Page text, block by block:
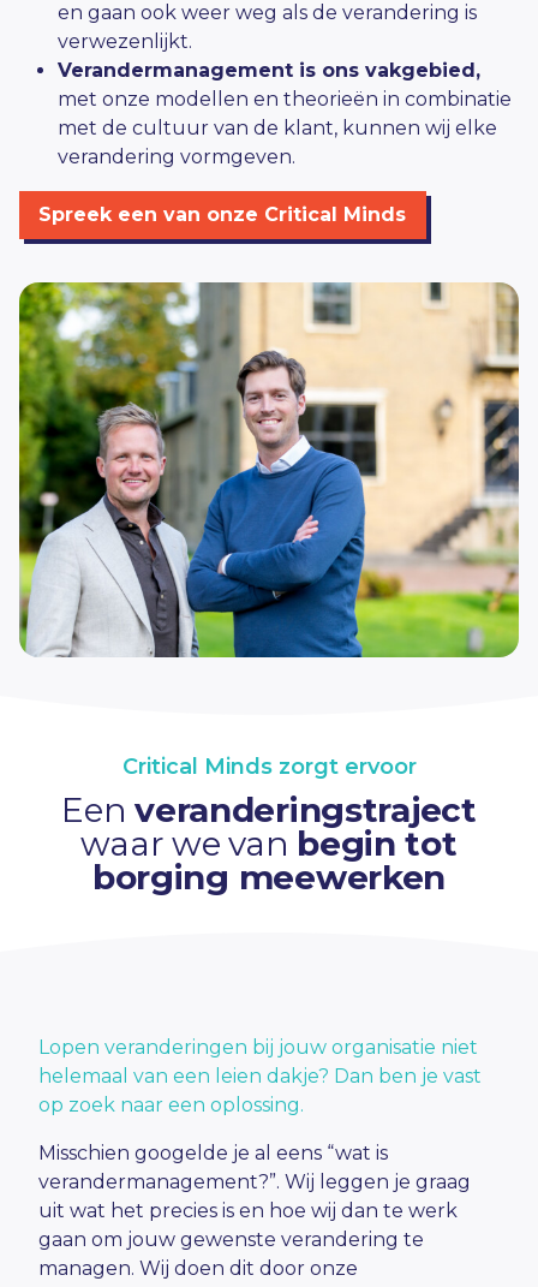
en gaan ook weer weg als de verandering is
verwezenlijkt.
Verandermanagement is ons vakgebied,
met onze modellen en theorieën in combinatie
met de cultuur van de klant, kunnen wij elke
verandering vormgeven.
Spreek een van onze Critical Minds
Critical Minds zorgt ervoor
Eenveranderingstraject
waar we van begin tot
borging meewerken
Lopen veranderingen bij jouw organisatie niet
helemaal van een leien dakje? Dan ben je vast
op zoek naar een oplossing.
Misschien googelde je al eens “wat is
verandermanagement?”. Wij leggen je graag
uit wat het precies is en hoe wij dan te werk
gaan om jouw gewenste verandering te
managen. Wij doen dit door onze